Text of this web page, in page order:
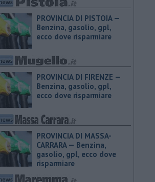
PROVINCIA DI PISTOIA — ​
Benzina, gasolio, gpl,
ecco dove risparmiare
PROVINCIA DI FIRENZE — ​
Benzina, gasolio, gpl,
ecco dove risparmiare
PROVINCIA DI MASSA-
CARRARA — ​Benzina,
gasolio, gpl, ecco dove
risparmiare